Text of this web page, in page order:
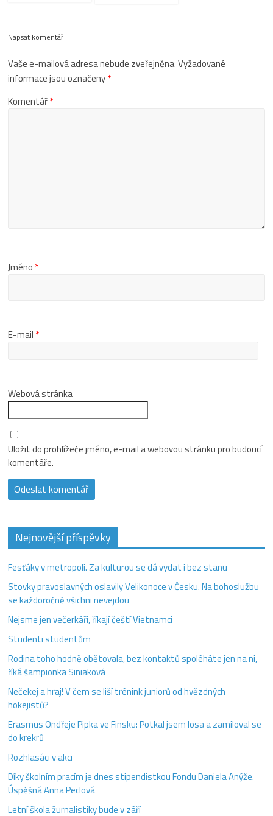
Napsat komentář
Vaše e-mailová adresa nebude zveřejněna.Vyžadované
informace jsou označeny*
Komentář*
Jméno *
E-mail *
Webová stránka
Uložit do prohlížeče jméno, e-mail a webovou stránku pro budoucí
komentáře.
Nejnovější příspěvky
Fesťáky v metropoli. Za kulturou se dá vydat i bez stanu
Stovky pravoslavných oslavily Velikonoce v Česku. Na bohoslužbu
se každoročně všichni nevejdou
Nejsme jen večerkáři, říkají čeští Vietnamci
Studenti studentům
Rodina toho hodně obětovala, bez kontaktů spoléháte jen na ni,
říká šampionka Siniaková
Nečekej a hraj! V čem se liší trénink juniorů od hvězdných
hokejistů?
Erasmus Ondřeje Pipka ve Finsku: Potkal jsem losa a zamiloval se
do krekrů
Rozhlasáci v akci
Díky školním pracím je dnes stipendistkou Fondu Daniela Anýže.
Úspěšná Anna Peclová
Letní škola žurnalistiky bude v září